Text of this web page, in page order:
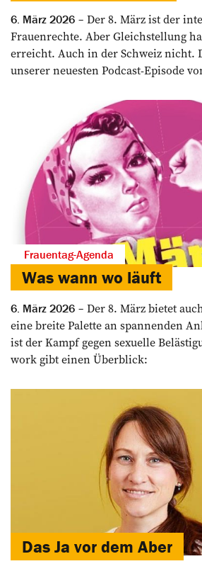
6. März 2026
Der 8. März ist der
Frauenrechte. Aber Gleichstellung
erreicht. Auch in der Schweiz nicht.
unserer neuesten Podcast-Episode
Frauentag-Agenda
Was wann wo läuft
6. März 2026
Der 8. März bietet
eine breite Palette an ­spannenden
ist der Kampf gegen sexuelle
work gibt einen Überblick:
Das Ja vor dem Aber